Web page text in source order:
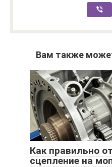
Вам также
Как правильно
сцепление на